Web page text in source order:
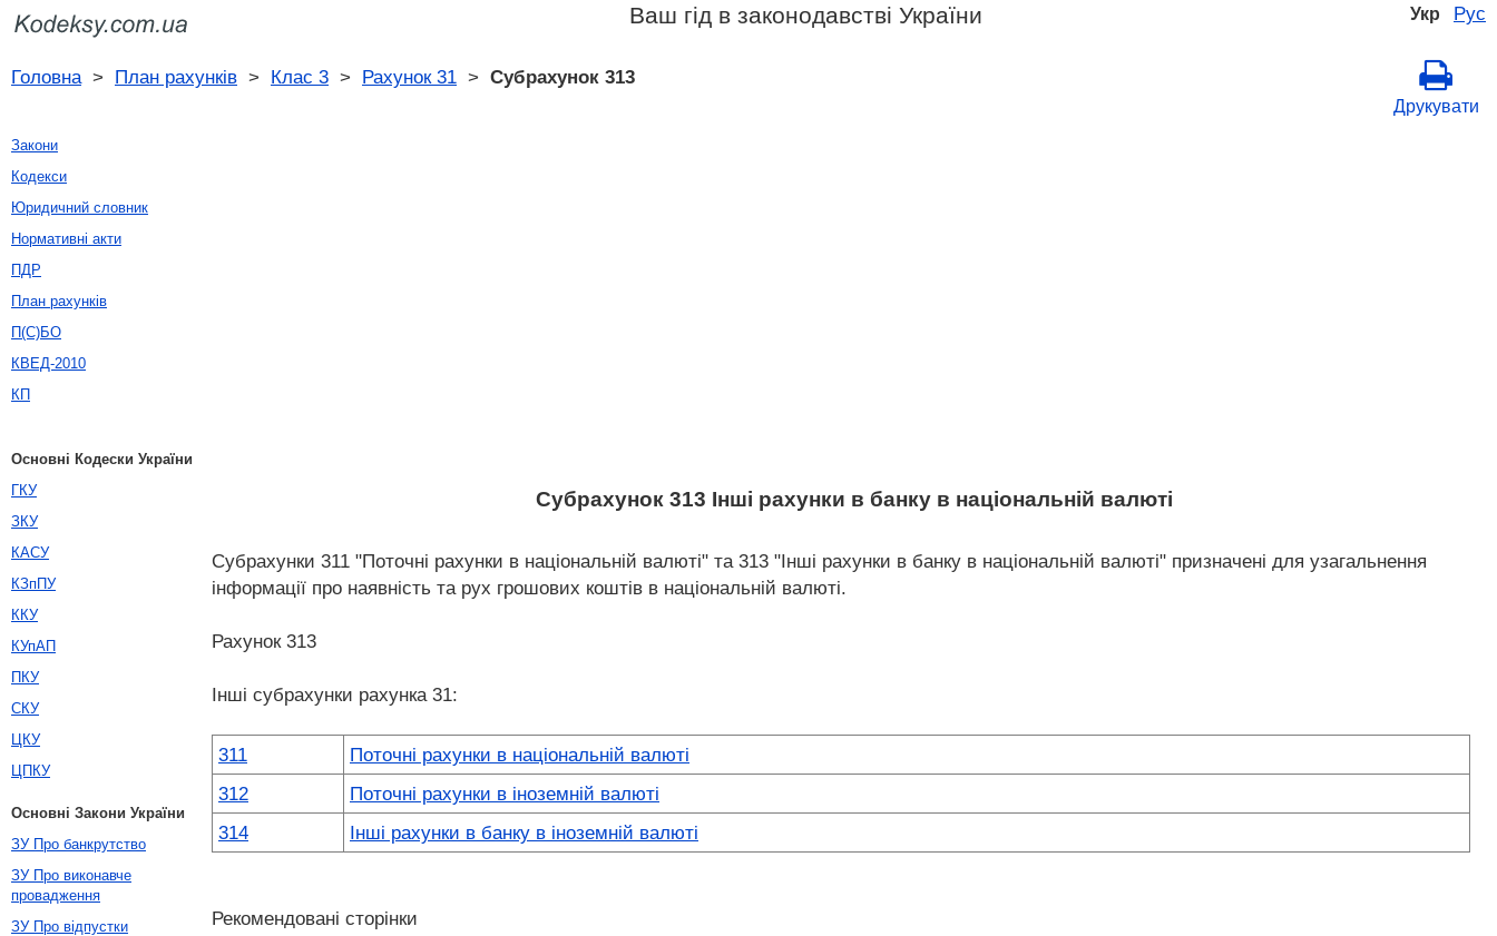
Укр Рус
Ваш гід в законодавстві України
Головна> План рахунків > Клас 3 > Рахунок 31 > Субрахунок 313
Друкувати
Субрахунок 313 Інші рахунки в банку в національній валюті
Субрахунки 311 "Поточні рахунки в національній валюті" та 313 "Інші рахунки в банку в національній валюті" призначені для узагальнення
інформації про наявність та рух грошових коштів в національній валюті.
Рахунок 313
Інші субрахунки рахунка 31:
311
Поточні рахунки в національній валюті
312
Поточні рахунки в іноземній валюті
314
Інші рахунки в банку в іноземній валюті
Рекомендовані сторінки
Закони
Кодекси
Юридичний словник
Нормативні акти
ПДР
План рахунків
П(С)БО
КВЕД-2010
КП
Основні Кодески України
ГКУ
ЗКУ
КАСУ
КЗпПУ
ККУ
КУпАП
ПКУ
СКУ
ЦКУ
ЦПКУ
Основні Закони України
ЗУ Про банкрутство
ЗУ Про виконавче
провадження
ЗУ Про відпустки